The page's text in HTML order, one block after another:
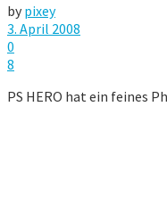
by pixey
3. April 2008
0
8
PS HERO hat ein feines